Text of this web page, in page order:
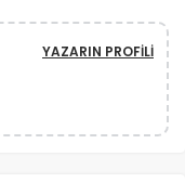
YAZARIN PROFILI